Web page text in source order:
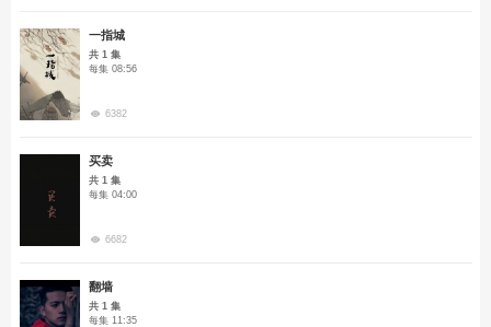
一指城
共 1 集
每集 08:56
6382
买卖
共 1 集
每集 04:00
6682
翻墙
共 1 集
每集 11:35